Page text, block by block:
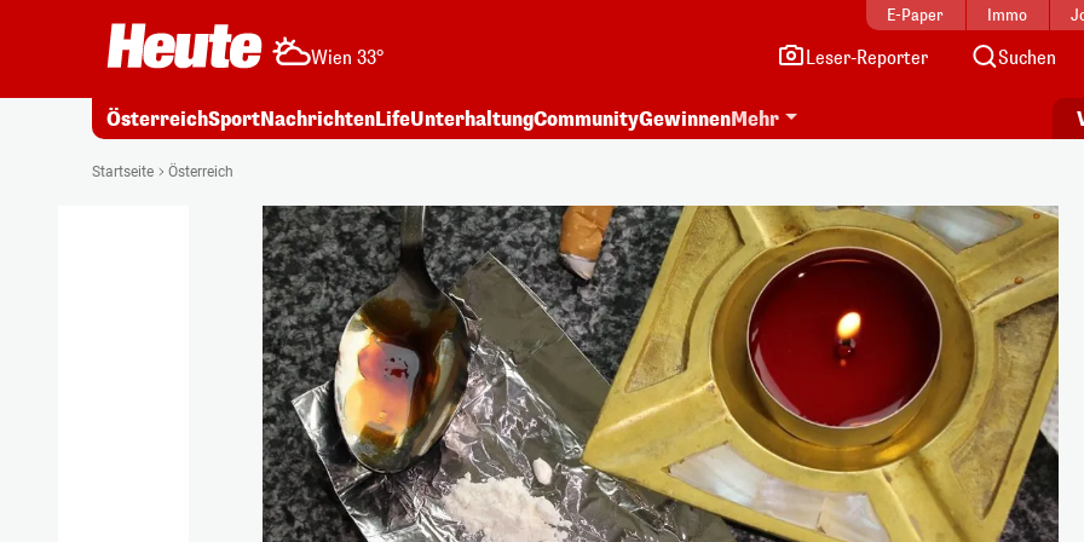
E-Paper Immo
Wien 33° Leser-Reporter Suchen
ÖsterreichSportNachrichtenLifeUnterhaltungCommunityGewinnenMehr
Startseite Österreich